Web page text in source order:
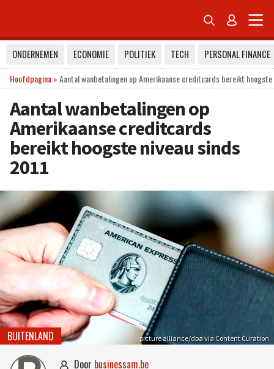
 
ONDERNEMEN ECONOMIE POLITIEK TECH
PERSONAL FINANCE
Hoofdpagina»Aantal wanbetalingen op Amerikaanse creditcards bereikt hoogste
Aantal wanbetalingen op
Amerikaanse creditcards
bereikt hoogste niveau sinds
2011
picture alliance/dpa via Content Curation
BUITENLAND
 door businessam.be